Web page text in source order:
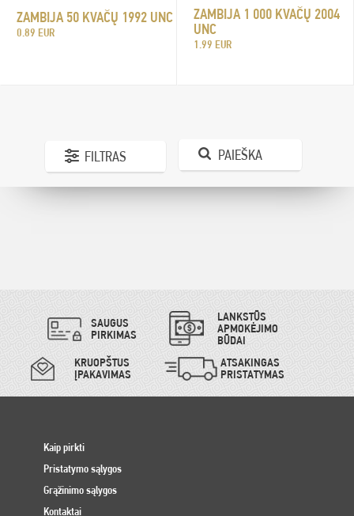
ZAMBIJA 50 KVAČŲ 1992 UNC
0.89 EUR
ZAMBIJA 1 000 KVAČŲ 2004
UNC
1.99 EUR
FILTRAS PAIEŠKA
SAUGUS
PIRKIMAS
LANKSTŪS
APMOKĖJIMO
BŪDAI
KRUOPŠTUS
ĮPAKAVIMAS
ATSAKINGAS
PRISTATYMAS
Kaip pirkti
Pristatymo sąlygos
Grąžinimo sąlygos
Kontaktai